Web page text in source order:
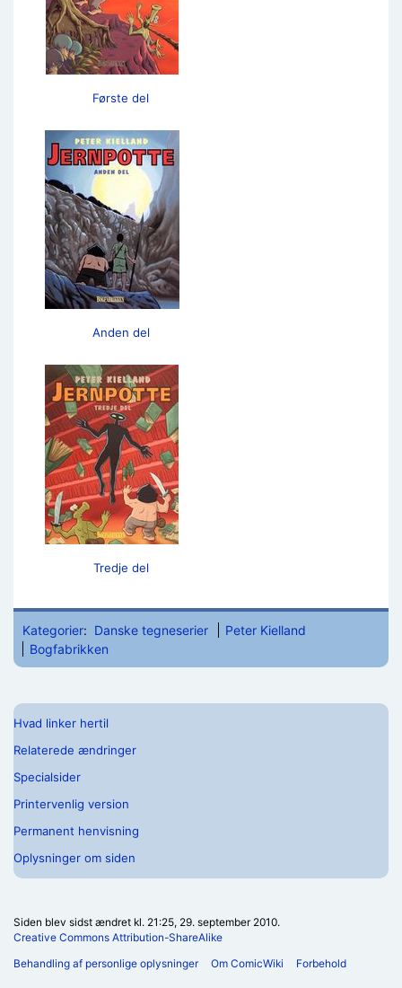
Første del
Anden del
Tredje del
Kategorier: Danske tegneserier
Peter Kielland
Bogfabrikken
Hvad linker hertil
Relaterede ændringer
Specialsider
Printervenlig version
Permanent henvisning
Oplysninger om siden
Siden blev sidst ændret kl. 21:25, 29. september 2010.
Creative Commons Attribution-ShareAlike
Behandling af personlige oplysninger
Om ComicWiki Forbehold